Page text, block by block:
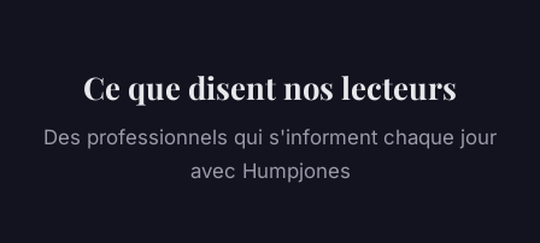
Ce que disent nos lecteurs
Des professionnels qui s'informent chaque jour
avec Humpjones